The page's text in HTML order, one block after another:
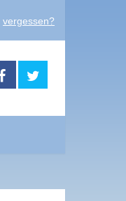
vergessen?